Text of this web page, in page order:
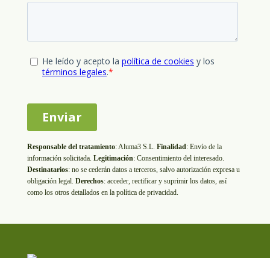
Responsable del tratamiento:Aluma3 S.L. Finalidad: Envío de la
información solicitada. Legitimación: Consentimiento del interesado.
Destinatarios: no se cederán datos a terceros, salvo autorización expresa u
obligación legal. Derechos: acceder, rectificar y suprimir los datos, así
como los otros detallados en la política de privacidad.